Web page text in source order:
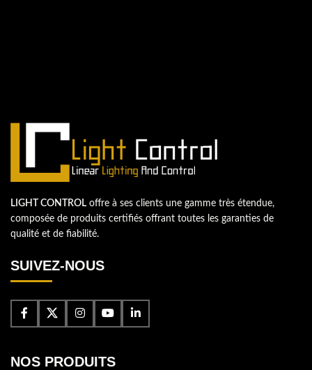
LIGHT CONTROL offre à ses clients une gamme très étendue,
composée de produits certifiés offrant toutes les garanties de
qualité et de fiabilité.
SUIVEZ-NOUS
NOS PRODUITS